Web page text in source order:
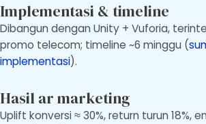
Implementasi & timeline
Dibangun dengan Unity + Vuforia,
promo telecom; timeline ~6 minggu (
implementasi).
Hasil ar marketing
Uplift konversi ≈ 30%, return turun 18%,